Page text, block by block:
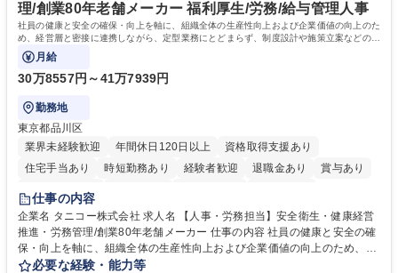
理/創業80年老舗メーカー 福利厚生/労務/給与管理人事
社員の健康と安全の確保・向上を軸に、組織全体の生産性向上および企業価値の向上のた
め、経営層と密接に連携しながら、定型業務にとどまらず、制度設計や施策立案などの上
流工程から関与していただきます。
月給
30万8557円～41万7939円
勤務地
東京都品川区
業界未経験歓迎
年間休日120日以上
資格取得支援あり
住宅手当あり
時短勤務あり 経験者歓迎 退職金あり
賞与あり
完全週休2日制
寮・社宅あり
仕事の内容
企業名 タニコー株式会社 求人名 【人事・労務担当】安全衛生・健康経営
推進・労務管理/創業80年老舗メーカー 仕事の内容 社員の健康と安全の確
保・向上を軸に、組織全体の生産性向上および企業価値の向上のため、経
営層と密接に連携しながら、定型業務にとどまらず、制度設計や施策立案
必要な経験・能力等